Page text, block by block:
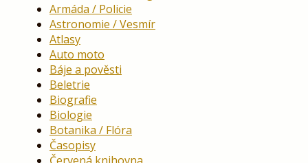
Armáda / Policie
Astronomie / Vesmír
Atlasy
Auto moto
Báje a pověsti
Beletrie
Biografie
Biologie
Botanika / Flóra
Časopisy